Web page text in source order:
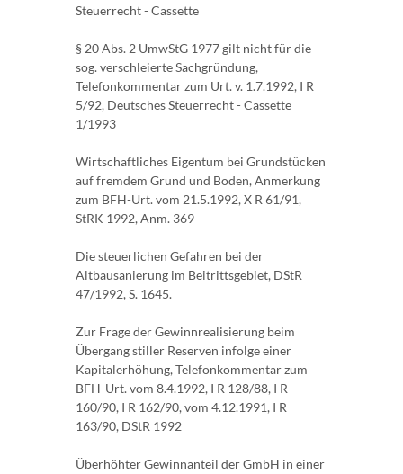
Steuerrecht - Cassette
§ 20 Abs. 2 UmwStG 1977 gilt nicht für die
sog. verschleierte Sachgründung,
Telefonkommentar zum Urt. v. 1.7.1992, I R
5/92, Deutsches Steuerrecht - Cassette
1/1993
Wirtschaftliches Eigentum bei Grundstücken
auf fremdem Grund und Boden, Anmerkung
zum BFH-Urt. vom 21.5.1992, X R 61/91,
StRK 1992, Anm. 369
Die steuerlichen Gefahren bei der
Altbausanierung im Beitrittsgebiet, DStR
47/1992, S. 1645.
Zur Frage der Gewinnrealisierung beim
Übergang stiller Reserven infolge einer
Kapitalerhöhung, Telefonkommentar zum
BFH-Urt. vom 8.4.1992, I R 128/88, I R
160/90, I R 162/90, vom 4.12.1991, I R
163/90, DStR 1992
Überhöhter Gewinnanteil der GmbH in einer